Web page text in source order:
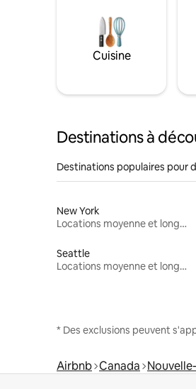
Cuisine
Destinations à
Destinations populaires pour
New York
Locations moyenne et longue durée
Seattle
Locations moyenne et longue durée
* Des exclusions peuvent
Airbnb Canada